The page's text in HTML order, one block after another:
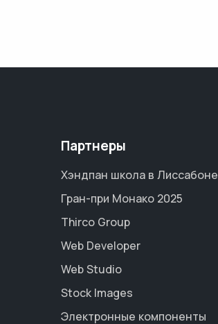
Партнеры
Хэндпан школа в Лиссабоне
Гран-при Монако 2025
Thirco Group
Web Developer
Web Studio
Stock Images
Электронные компоненты